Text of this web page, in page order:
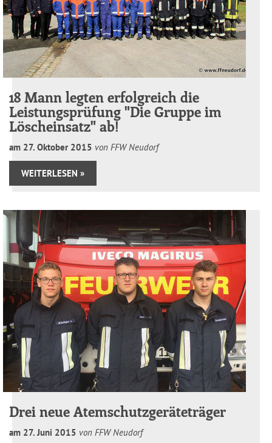
18 Mann legten erfolgreich die
Leistungsprüfung "Die Gruppe im
Löscheinsatz" ab!
am 27. Oktober 2015 von FFW Neudorf
WEITERLESEN »
Drei neue Atemschutzgeräteträger
am 27.Juni 2015 von FFW Neudorf